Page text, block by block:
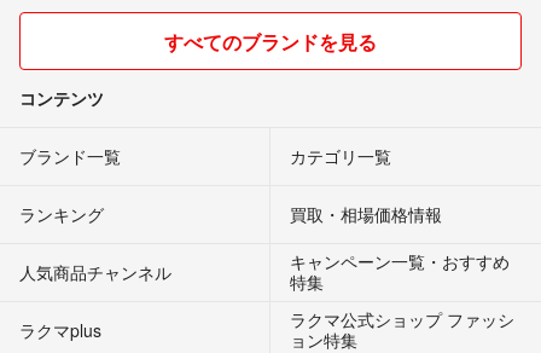
すべてのブランドを見る
コンテンツ
ブランド一覧 カテゴリ一覧
ランキング 買取・相場価格情報
人気商品チャンネル
キャンペーン一覧・おすすめ
特集
ラクマplus
ラクマ公式ショップ ファッシ
ョン特集